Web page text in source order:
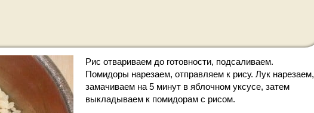
Рис отвариваем до готовности, подсаливаем.
Помидоры нарезаем, отправляем к рису. Лук нарезаем,
замачиваем на 5 минут в яблочном уксусе, затем
выкладываем к помидорам с рисом.